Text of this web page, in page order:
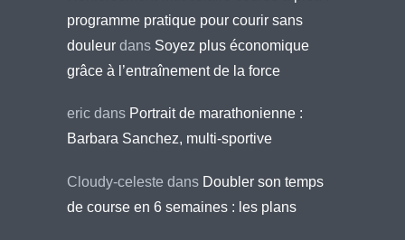
programme pratique pour courir sans
douleur dans Soyez plus économique
grâce à l’entraînement de la force
eric dans Portrait de marathonienne :
Barbara Sanchez, multi-sportive
Cloudy-celeste dans Doubler son temps
de course en 6 semaines : les plans